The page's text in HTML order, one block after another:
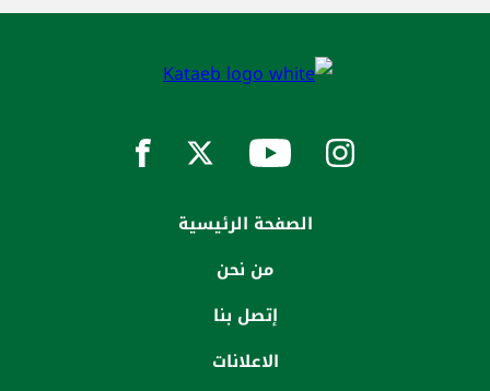
الصفحة الرئيسية
من نحن
إتصل بنا
الاعلانات